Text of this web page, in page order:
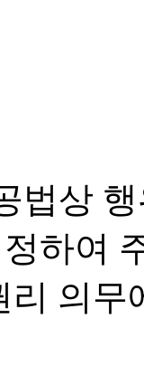
법상
하여
리 의